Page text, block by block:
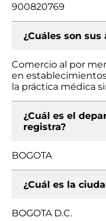
900820769
¿Cuáles son
Comercio al por
en
la práctica médica
¿Cuál es el
registra?
BOGOTA
¿Cuál es la
BOGOTA D.C.